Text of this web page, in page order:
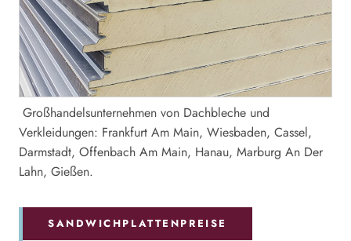
Großhandelsunternehmen von Dachbleche und
Verkleidungen: Frankfurt Am Main, Wiesbaden, Cassel,
Darmstadt, Offenbach Am Main, Hanau, Marburg An Der
Lahn, Gießen.
SANDWICHPLATTENPREISE